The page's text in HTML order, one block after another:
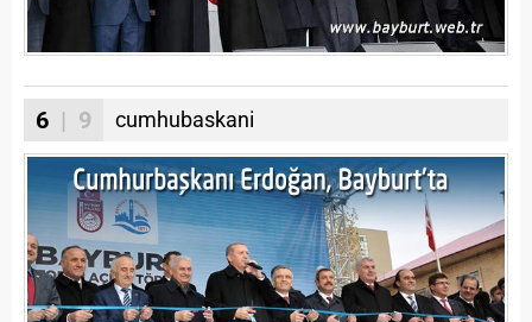
6 | 9 cumhubaskani